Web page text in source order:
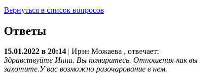
Вернуться в список вопросов
Ответы
15.01.2022 в 20:14 Ирэн Можаева , отвечает:
Здравствуйте Инна. Вы помиритесь. Отношения-как вы
захотите.У вас возможно разочарование в нем.